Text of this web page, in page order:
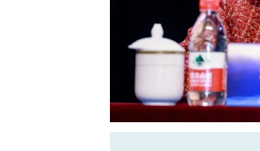
五要聚焦变革型组织
加强商协会组织建设，融
关自身建设，持续强化自